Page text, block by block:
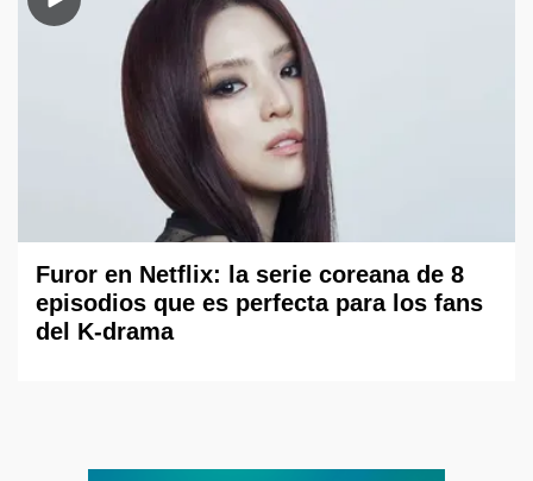
Furor en Netflix: la serie coreana de 8
episodios que es perfecta para los fans
del K-drama